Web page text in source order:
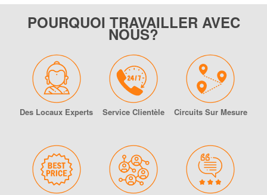
POURQUOI TRAVAILLER AVEC
NOUS?
Des Locaux Experts Service Clientèle Circuits Sur Mesure